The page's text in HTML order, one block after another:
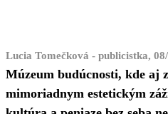
Lucia Tomečková - publicistka,
Múzeum budúcnosti, kde aj
mimoriadnym estetickým